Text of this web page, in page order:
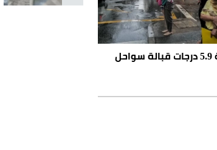
زلزال بقوة 5.9 درجات قبالة سواحل